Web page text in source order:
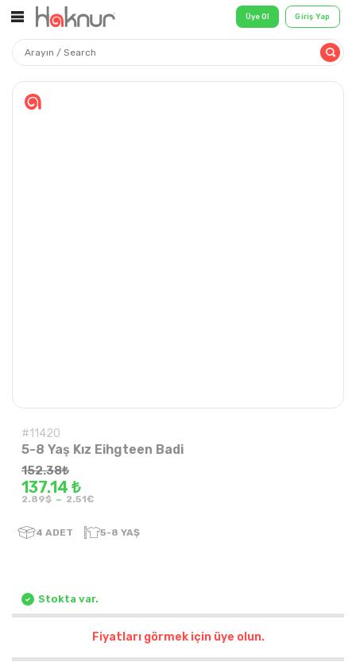
Üye Ol
#11420
5-8 Yaş Kız Eihgteen Badi
152.38₺
137.14 ₺
2.89$ - 2.51€
4 ADET 5-8 YAŞ
Stokta var.
Fiyatları görmek için üye olun.